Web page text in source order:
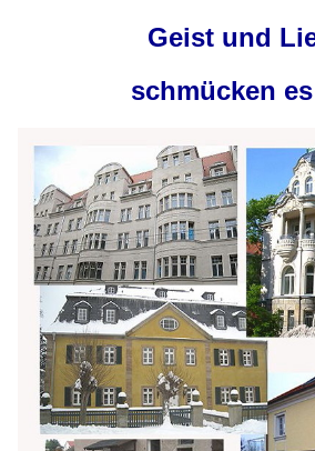
Geist und
schmücken